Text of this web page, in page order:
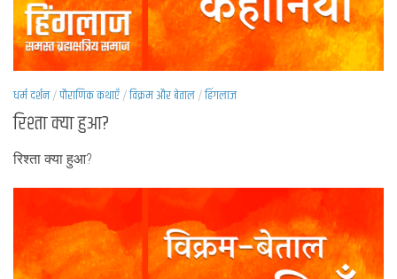
धर्म दर्शन/पौराणिक कथाएँ/विक्रम और बेताल/हिंगलाज
रिश्ता क्या हुआ?
रिश्ता क्या हुआ?